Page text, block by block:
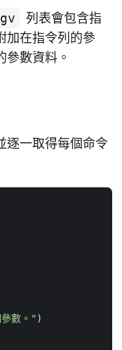
列表會包含指
加在指令列的參
參數資料。
逐一取得每個命令
數。")